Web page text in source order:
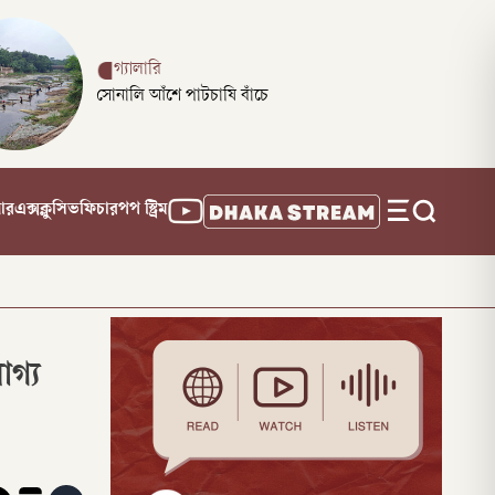
গ্যালারি
সোনালি আঁশে পাটচাষি বাঁচে
এক্সক্লুসিভফিচারপপ স্ট্রিম